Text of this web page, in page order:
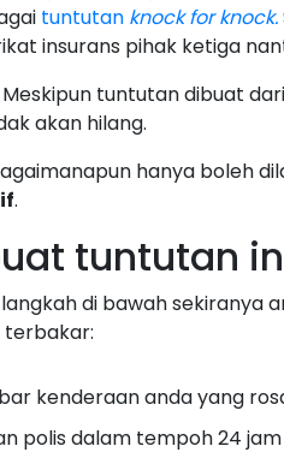
tuntutan knock for knock.
insurans pihak ketiga
tuntutan dibuat
akan hilang.
hanya boleh
.
tuntutan
di bawah sekiranya
kenderaan anda yang
polis dalam tempoh 24 jam